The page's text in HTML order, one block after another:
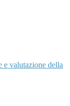
e valutazione della